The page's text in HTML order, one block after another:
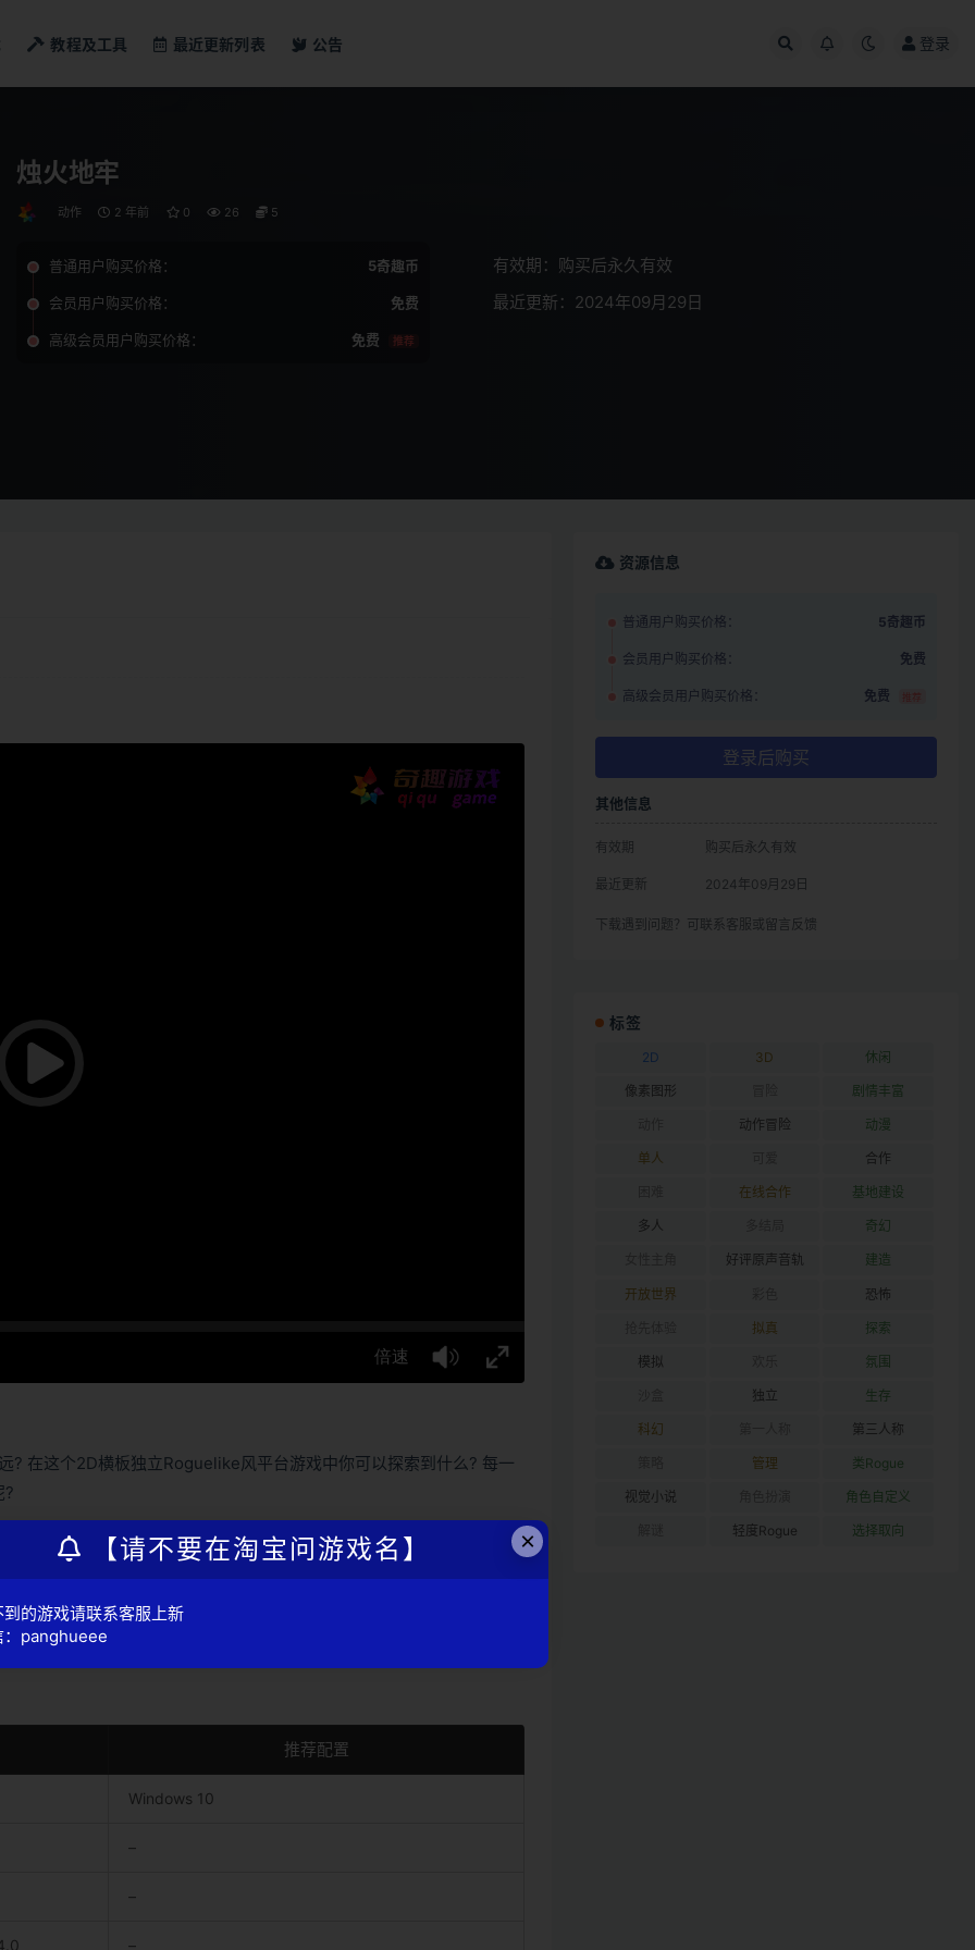
教程及工具 最近更新列表 公告 登录
烛火地牢
动作 2 年前 0 26 5
普通用户购买价格： 5奇趣币
会员用户购买价格： 免费
高级会员用户购买价格： 免费 推荐
有效期：购买后永久有效
最近更新：2024年09月29日
在这个2D横板独立Roguelike风平台游戏中你可以探索到什么? 每一
?
推荐配置
Windows 10
–
–
–
资源信息
普通用户购买价格： 5奇趣币
会员用户购买价格： 免费
高级会员用户购买价格： 免费 推荐
登录后购买
其他信息
有效期 购买后永久有效
最近更新 2024年09月29日
下载遇到问题？可联系客服或留言反馈
标签
2D 3D 休闲
像素图形 剧情丰富
动作冒险 动漫
单人 合作
在线合作 基地建设
多人 奇幻
好评原声音轨 建造
开放世界 恐怖
拟真 探索
模拟 氛围
独立 生存
科幻 第三人称
管理 类Rogue
视觉小说 角色自定义
轻度Rogue 选择取向
×
【请不要在淘宝问游戏名】
到的游戏请联系客服上新
：panghueee